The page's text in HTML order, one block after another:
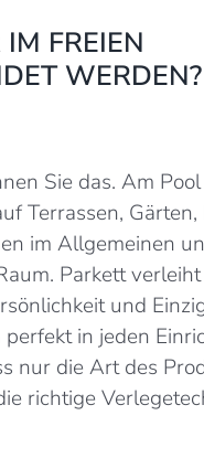
FREIEN
WERDEN?
Sie das. Am
Terrassen,
im Allgemeinen
Parkett
und
in jeden
nur die Art des
richtige